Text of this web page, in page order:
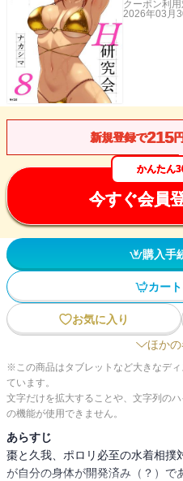
クーポン利
2026年03月
新規登録で215
かんたん
今すぐ会員
購入手
カー
お気に入り
ほか
※この商品はタブレットなど大きなデ
ています。
文字だけを拡大することや、文字列の
の機能が使用できません。
あらすじ
棗と久我、ポロリ必至の水着相
が自分の身体が開発済み（？）で